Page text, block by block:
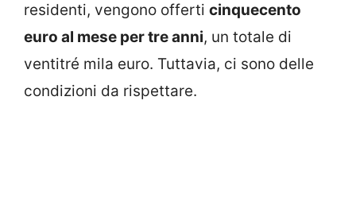
residenti, vengono offerti cinquecento
euro al mese per tre anni, un totale di
ventitré mila euro. Tuttavia, ci sono delle
condizioni da rispettare.